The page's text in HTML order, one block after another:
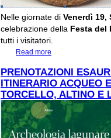
Nelle giornate di Venerdì 19,
celebrazione della Festa del
tutti i visitatori.
Read more
PRENOTAZIONI
ITINERARIO ACQUEO
TORCELLO, ALTINO E